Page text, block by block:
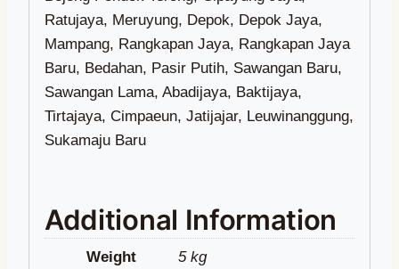
Additional Information
Weight 5 kg